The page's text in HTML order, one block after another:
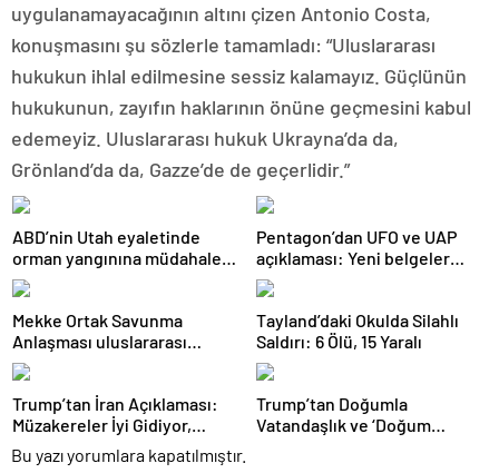
uygulanamayacağının altını çizen Antonio Costa,
konuşmasını şu sözlerle tamamladı: “Uluslararası
hukukun ihlal edilmesine sessiz kalamayız. Güçlünün
hukukunun, zayıfın haklarının önüne geçmesini kabul
edemeyiz. Uluslararası hukuk Ukrayna’da da,
Grönland’da da, Gazze’de de geçerlidir.”
ABD’nin Utah eyaletinde
orman yangınına müdahale
eden helikopter düştü
Pentagon’dan UFO ve UAP
açıklaması: Yeni belgeler
kamuoyuyla paylaşıldı
Mekke Ortak Savunma
Anlaşması uluslararası
basında geniş yankı uyandırdı
Tayland’daki Okulda Silahlı
Saldırı: 6 Ölü, 15 Yaralı
Trump’tan İran Açıklaması:
Müzakereler İyi Gidiyor,
Anlaşma Sağlanabilir
Trump’tan Doğumla
Vatandaşlık ve ‘Doğum
Bu yazı yorumlara kapatılmıştır.